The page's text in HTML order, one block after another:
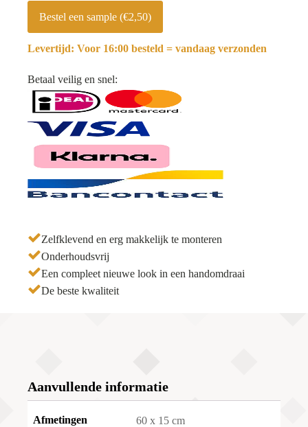
badkamer
aantal
Line
aantal
Bestel een sample (€2,50)
Levertijd: Voor 16:00 besteld = vandaag verzonden
Betaal veilig en snel:
Zelfklevend en erg makkelijk te monteren
Onderhoudsvrij
Een compleet nieuwe look in een handomdraai
De beste kwaliteit
Aanvullende informatie
Afmetingen 60 x 15 cm